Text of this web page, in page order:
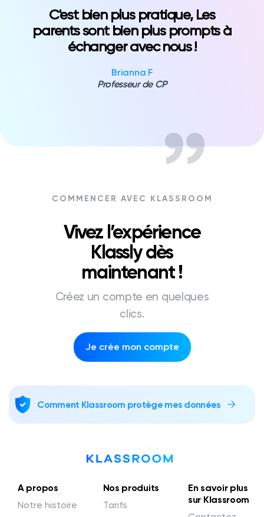
C'est bien plus pratique, Les
parents sont bien plus prompts à
échanger avec nous !
Brianna F
Professeur de CP
COMMENCER AVEC KLASSROOM
Vivez l’expérience
Klassly dès
maintenant !
Créez un compte en quelques
clics.
Je crée mon compte
Comment Klassroom protège mes données
A propos
Notre histoire
Nos produits
Tarifs
En savoir plus
sur Klassroom